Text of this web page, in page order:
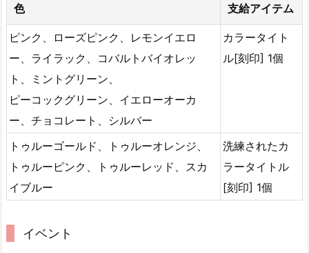
色 支給アイテム
ピンク、ローズピンク、レモンイエロ
ー、ライラック、コバルトバイオレッ
ト、ミントグリーン、
ピーコックグリーン、イエローオーカ
ー、チョコレート、シルバー
カラータイト
ル[刻印] 1個
トゥルーゴールド、トゥルーオレンジ、
トゥルーピンク、トゥルーレッド、スカ
イブルー
洗練されたカ
ラータイトル
[刻印] 1個
イベント